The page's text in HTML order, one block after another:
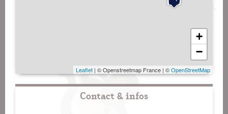
+
−
Leaflet | © Openstreetmap France | ©OpenStreetMap
Contact & infos